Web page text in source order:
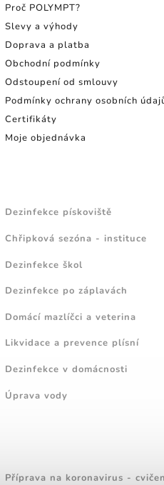
Proč POLYMPT?
Slevy a výhody
Doprava a platba
Obchodní podmínky
Odstoupení od smlouvy
Podmínky ochrany osobních
Certifikáty
Moje objednávka
Dezinfekce pískoviště
Chřipková sezóna - instituce
Dezinfekce škol
Dezinfekce po záplavách
Domácí mazlíčci a veterina
Likvidace a prevence plísní
Dezinfekce v domácnosti
Úprava vody
Příprava na koronavirus -